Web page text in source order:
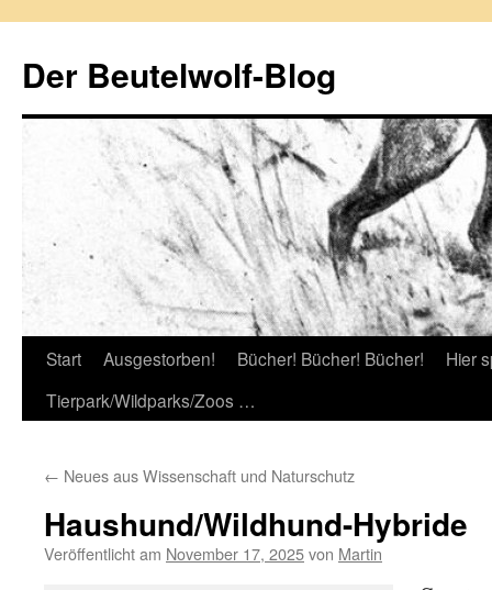
springen
Der Beutelwolf-Blog
Start Ausgestorben! Bücher! Bücher! Bücher!
Hier
Tierpark/Wildparks/Zoos …
← Neues aus Wissenschaft und Naturschutz
Haushund/Wildhund-Hybride
Veröffentlicht am November 17, 2025von Martin